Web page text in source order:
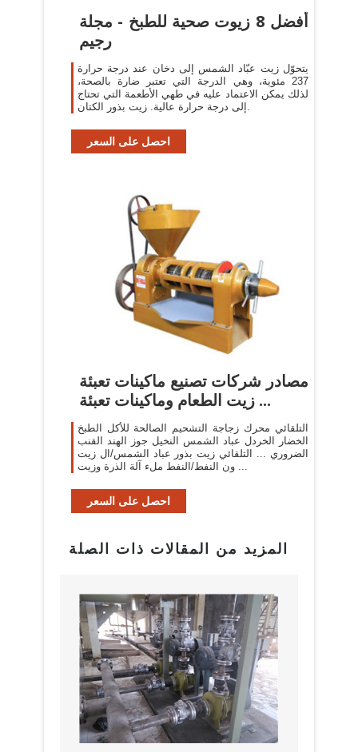
أفضل 8 زيوت صحية للطبخ - مجلة
رجيم
يتحوّل زيت عبّاد الشمس إلى دخان عند درجة حرارة
237 مئوية، وهي الدرجة التي تعتبر ضارة بالصحة،
لذلك يمكن الاعتماد عليه في طهي الأطعمة التي تحتاج
إلى درجة حرارة عالية. زيت بذور الكتان.
احصل على السعر
مصادر شركات تصنيع ماكينات تعبئة
زيت الطعام وماكينات تعبئة ...
التلقائي محرك زجاجة التشحيم الصالحة للأكل الطبخ
الخضار الخردل عباد الشمس النخيل جوز الهند القنب
الضروري ... التلقائي زيت بذور عباد الشمس/ال زيت
ون النفط/النفط ملء آلة الذرة وزيت ...
احصل على السعر
المزيد من المقالات ذات الصلة